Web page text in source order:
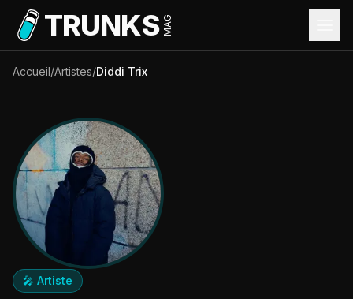
Aller au contenu principal
TRUNKSMAG
Accueil/Artistes/Diddi Trix
🎤 Artiste